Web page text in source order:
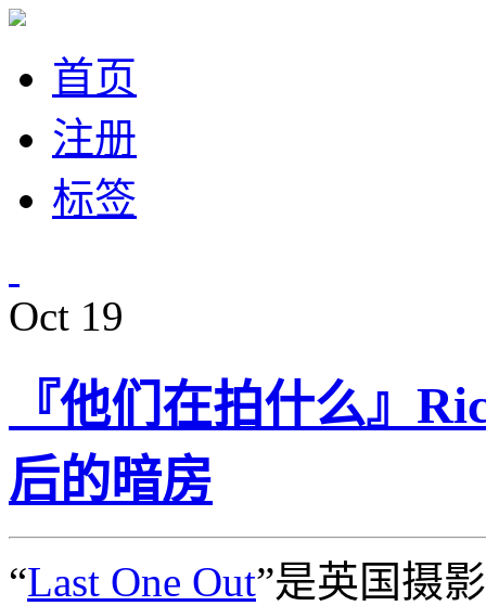
首页
注册
标签
Oct 19
『他们在拍什么』
后的暗房
“Last One Out”是英国摄